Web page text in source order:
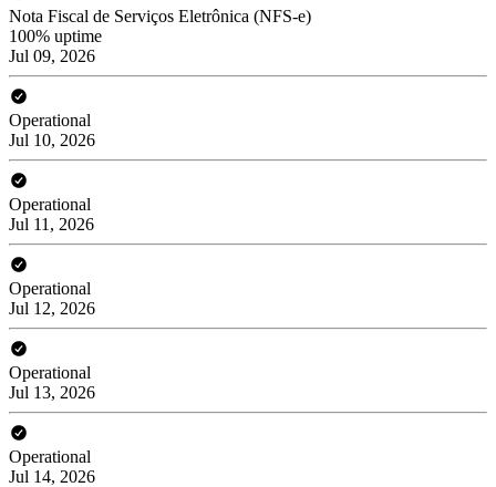
Nota Fiscal de Serviços Eletrônica (NFS-e)
100% uptime
Jul 09, 2026
Operational
Jul 10, 2026
Operational
Jul 11, 2026
Operational
Jul 12, 2026
Operational
Jul 13, 2026
Operational
Jul 14, 2026